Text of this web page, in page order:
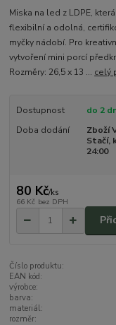
Miska na led z LDPE,
flexibilní a odolná,
myčky nádobí. Pro
vytvoření mini porcí
Rozměry: 26,5 x 13 ... celý
Dostupnost
do 2
Doba dodání
Zboží
Stačí,
24:00
80 Kč/ks
66 Kč bez DPH
Číslo produktu:
EAN kód:
výrobce:
barva:
materiál:
rozměr: